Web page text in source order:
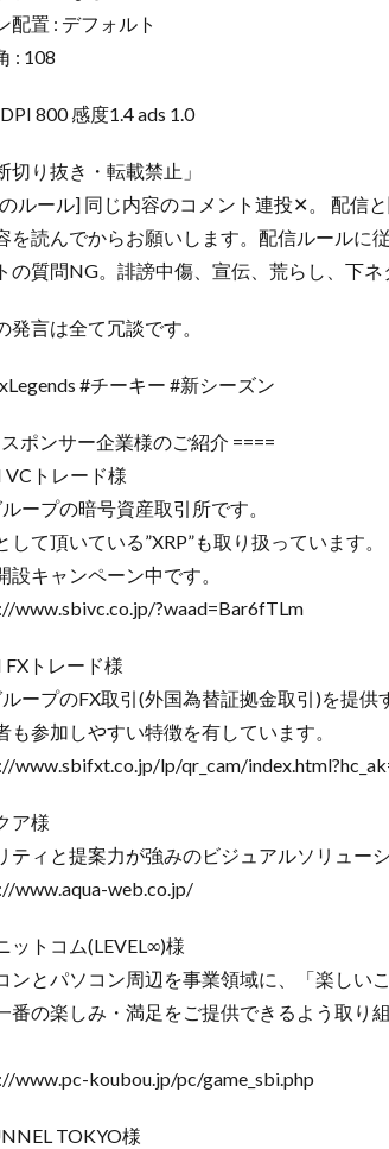
配置 : デフォルト
: 108
800 感度1.4 ads 1.0
切り抜き・転載禁止」
ルール] 同じ内容のコメント連投✕。 配信
を読んでからお願いします。配信ルールに
の質問NG。誹謗中傷、宣伝、荒らし、下
発言は全て冗談です。
#チーキー #新シーズン
ポンサー企業様のご紹介 ====
VCトレード様
ープの暗号資産取引所です。
して頂いている”XRP”も取り扱っています。
設キャンペーン中です。
www.sbivc.co.jp/?waad=Bar6fTLm
トレード様
ープのFX取引(外国為替証拠金取引)を提供
も参加しやすい特徴を有しています。
www.sbifxt.co.jp/lp/qr_cam/
ア様
ティと提案力が強みのビジュアルソリュー
www.aqua-web.co.jp/
ットコム(LEVEL∞)様
ンとパソコン周辺を事業領域に、「楽しい
番の楽しみ・満足をご提供できるよう取り
www.pc-koubou.jp/pc/game_sbi.php
TOKYO様